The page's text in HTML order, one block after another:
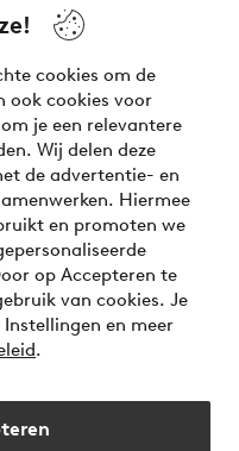
cookies om de
ook cookies voor
je een relevantere
Wij delen deze
de advertentie- en
Hiermee
en promoten we
op Accepteren te
van cookies. Je
en meer
.
look is here!
of opsplitsen
betaalopties?